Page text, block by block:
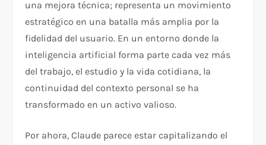
una mejora técnica; representa un movimiento
estratégico en una batalla más amplia por la
fidelidad del usuario. En un entorno donde la
inteligencia artificial forma parte cada vez más
del trabajo, el estudio y la vida cotidiana, la
continuidad del contexto personal se ha
transformado en un activo valioso.
Por ahora, Claude parece estar capitalizando el